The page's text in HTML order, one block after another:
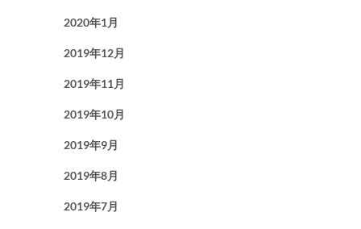
2020年1月
2019年12月
2019年11月
2019年10月
2019年9月
2019年8月
2019年7月